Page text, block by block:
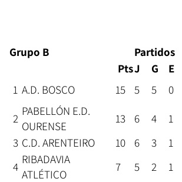
Grupo B Partidos
PtsJ G E
1 A.D. BOSCO 15 5 5 0
2
PABELLÓN E.D.
OURENSE
13 6 4 1
3 C.D. ARENTEIRO 10 6 3 1
4
RIBADAVIA
ATLÉTICO
7 5 2 1